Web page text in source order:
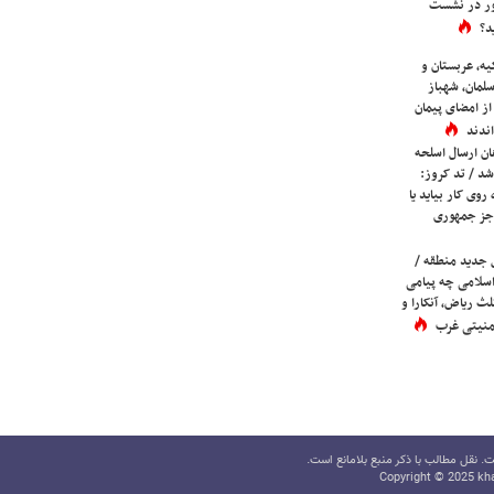
در نشست
عربستان و
شهباز
امضای پیمان
ارسال اسلحه
/ تد کروز:
کار بیاید یا
جمهوری
جدید منطقه /
چه پیامی
ریاض، آنکارا و
غرب
نقل مطالب با ذکر منبع بلامانع است.
Copyright © 2025